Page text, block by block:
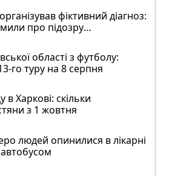
фіктивний діагноз:
про підозру
області з футболу:
го туру на 8 серпня
в Харкові: скільки
з 1 жовтня
людей опинилися в лікарні